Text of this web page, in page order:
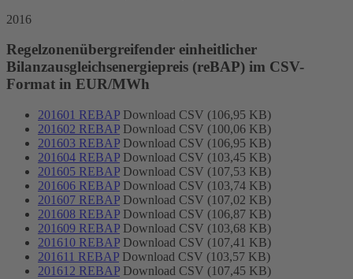
2016
Regelzonenübergreifender einheitlicher
Bilanzausgleichsenergiepreis (reBAP) im CSV-
Format in EUR/MWh
201601 REBAP Download CSV (106,95 KB)
201602 REBAP Download CSV (100,06 KB)
201603 REBAP Download CSV (106,95 KB)
201604 REBAP Download CSV (103,45 KB)
201605 REBAP Download CSV (107,53 KB)
201606 REBAP Download CSV (103,74 KB)
201607 REBAP Download CSV (107,02 KB)
201608 REBAP Download CSV (106,87 KB)
201609 REBAP Download CSV (103,68 KB)
201610 REBAP Download CSV (107,41 KB)
201611 REBAP Download CSV (103,57 KB)
201612 REBAP Download CSV (107,45 KB)